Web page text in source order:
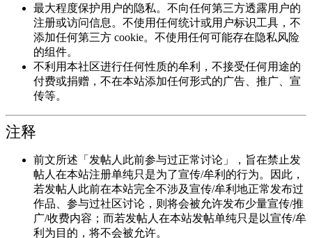
最大程度保护用户的隐私。不向任何第三方透露用户的
注册或访问信息。不使用任何统计或用户标识工具，不
添加任何第三方 cookie。不使用任何可能存在隐私风险
的组件。
不利用本社区进行任何性质的牟利，不接受任何用途的
付费或捐赠，不在本站添加任何形式的广告、推广、宣
传等。
注释
前文所述「发帖人此前参与过正常讨论」，旨在禁止发
帖人在本站注册单纯只是为了宣传/牟利的行为。因此，
若发帖人此前在本站完全不涉及宣传/牟利地正常发布过
作品、参与过社区讨论，则将会被允许发布少量宣传/推
广/收费内容；而若发帖人在本站发帖单纯只是以宣传/牟
利为目的，将不会被允许。